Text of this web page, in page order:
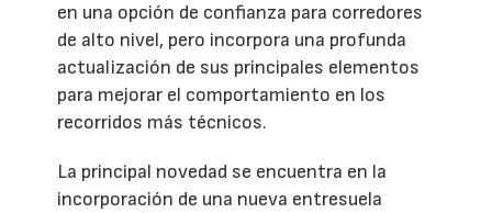
en una opción de confianza para corredores
de alto nivel, pero incorpora una profunda
actualización de sus principales elementos
para mejorar el comportamiento en los
recorridos más técnicos.
La principal novedad se encuentra en la
incorporación de una nueva entresuela